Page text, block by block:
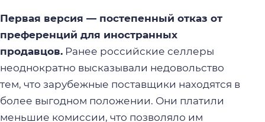
Первая версия — постепенный отказ от
преференций для иностранных
продавцов. Ранее российские селлеры
неоднократно высказывали недовольство
тем, что зарубежные поставщики находятся в
более выгодном положении. Они платили
меньшие комиссии, что позволяло им